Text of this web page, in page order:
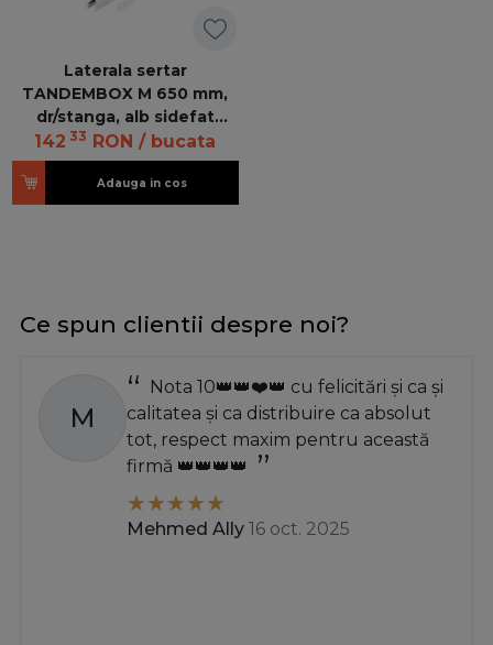
Laterala sertar
TANDEMBOX M 650 mm,
dr/stanga, alb sidefat
Intivo/Antaro 378M6502SA
Z R+L V1 SEIW
142 33 RON / bucata
Adauga in cos
Ce spun clientii despre noi?
M
Nota 10👑👑❤️👑 cu felicitări și ca și
calitatea și ca distribuire ca absolut
tot, respect maxim pentru această
firmă 👑👑👑👑
Mehmed Ally 16 oct. 2025